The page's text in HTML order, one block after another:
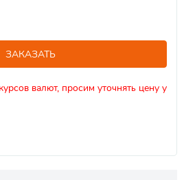
ЗАКАЗАТЬ
валют, просим уточнять цену у